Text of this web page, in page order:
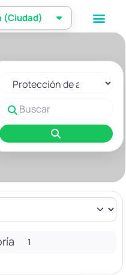
(Ciudad)
Seleccionar el formulario de
Buscar
1